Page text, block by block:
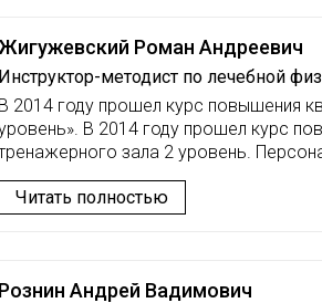
Жигужевский Роман Андреевич
Инструктор-методист по лечебной
В 2014 году прошел курс повышения
В 2014 году прошел курс
зала 2 уровень.
Читать полностью
Рознин Андрей Вадимович